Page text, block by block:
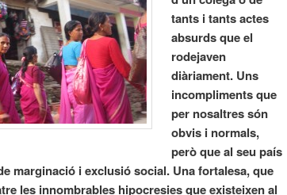
tants i tants actes
absurds que el
rodejaven
diàriament. Uns
incompliments que
per nosaltres són
obvis i normals,
però que al seu país
marginació i exclusió social. Una fortalesa, que
les innombrables hipocresies que existeixen al